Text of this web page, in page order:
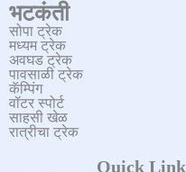
भटकंती
सोपा ट्रेक
मध्यम ट्रेक
अवघड ट्रेक
पावसाळी ट्रेक
कॅम्पिंग
वॉटर स्पोर्ट
साहसी खेळ
रात्रीचा ट्रेक
Quick